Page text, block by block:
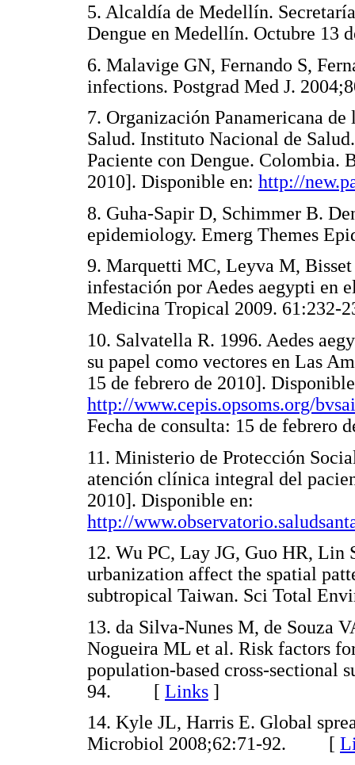
5. Alcaldía de Medellín.
Dengue en Medellín. Octubre
6. Malavige GN, Fernando S,
infections. Postgrad Med J.
7. Organización Panamericana
Salud. Instituto Nacional de
Paciente con Dengue. Colombia.
2010]. Disponible en: http://
8. Guha-Sapir D, Schimmer B.
epidemiology. Emerg Themes
9. Marquetti MC, Leyva M, Bisset
infestación por Aedes aegypti en
Medicina Tropical 2009.
10. Salvatella R. 1996. Aedes
su papel como vectores en Las
15 de febrero de 2010].
http://www.cepis.opsoms.org/
Fecha de consulta: 15 de
11. Ministerio de Protección
atención clínica integral del
2010]. Disponible en:
http://
12. Wu PC, Lay JG, Guo HR, Lin
urbanization affect the spatial
subtropical Taiwan. Sci Total
13. da Silva-Nunes M, de Souza
Nogueira ML et al. Risk factors
population-based cross-sectional
94. [ Links ]
14. Kyle JL, Harris E. Global
Microbiol 2008;62:71-92. [